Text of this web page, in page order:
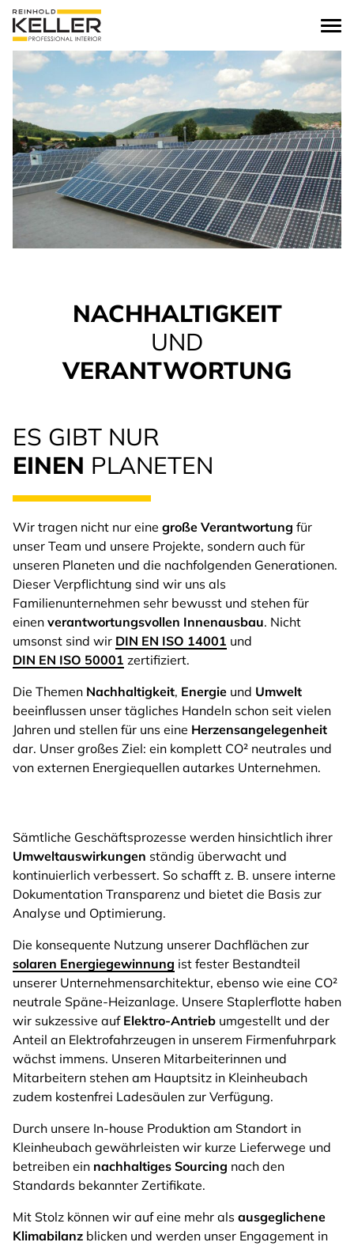
zum Inhalt springen
NACHHALTIGKEIT
UND
VERANTWORTUNG
ES GIBT NUR
EINEN PLANETEN
Wir tragen nicht nur eine große Verantwortung für
unser Team und unsere Projekte, sondern auch für
unseren Planeten und die nachfolgenden Generationen.
Dieser Verpflichtung sind wir uns als
Familienunternehmen sehr bewusst und stehen für
einen verantwortungsvollen Innenausbau. Nicht
umsonst sind wir DIN EN ISO 14001 und
DIN EN ISO 50001 zertifiziert.
Die Themen Nachhaltigkeit, Energie und Umwelt
beeinflussen unser tägliches Handeln schon seit vielen
Jahren und stellen für uns eine Herzensangelegenheit
dar. Unser großes Ziel: ein komplett CO² neutrales und
von externen Energiequellen autarkes Unternehmen.
Sämtliche Geschäftsprozesse werden hinsichtlich ihrer
Umweltauswirkungen ständig überwacht und
kontinuierlich verbessert. So schafft z. B. unsere interne
Dokumentation Transparenz und bietet die Basis zur
Analyse und Optimierung.
Die konsequente Nutzung unserer Dachflächen zur
solaren Energiegewinnung ist fester Bestandteil
unserer Unternehmensarchitektur, ebenso wie eine CO²
neutrale Späne-Heizanlage. Unsere Staplerflotte haben
wir sukzessive auf Elektro-Antrieb umgestellt und der
Anteil an Elektrofahrzeugen in unserem Firmenfuhrpark
wächst immens. Unseren Mitarbeiterinnen und
Mitarbeitern stehen am Hauptsitz in Kleinheubach
zudem kostenfrei Ladesäulen zur Verfügung.
Durch unsere In-house Produktion am Standort in
Kleinheubach gewährleisten wir kurze Lieferwege und
betreiben ein nachhaltiges Sourcing nach den
Standards bekannter Zertifikate.
Mit Stolz können wir auf eine mehr als ausgeglichene
Klimabilanz blicken und werden unser Engagement in